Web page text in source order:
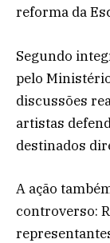
reforma da
Segundo
pelo
discussões
artistas
destinados
A ação
controverso: